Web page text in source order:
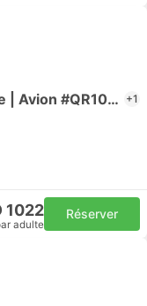
Classe économique | Avion #QR1035 +1
1022
adulte
Réserver